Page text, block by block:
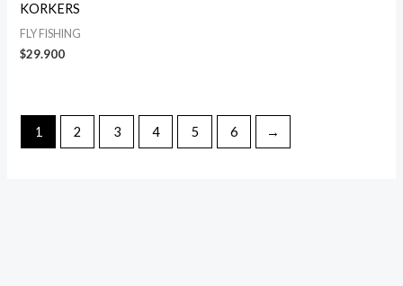
KORKERS
FLY FISHING
$29.900
1 2 3 4 5 6 →